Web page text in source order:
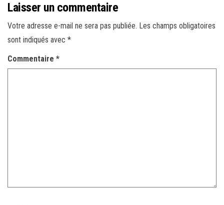
Laisser un commentaire
Votre adresse e-mail ne sera pas publiée. Les champs obligatoires
sont indiqués avec *
Commentaire *